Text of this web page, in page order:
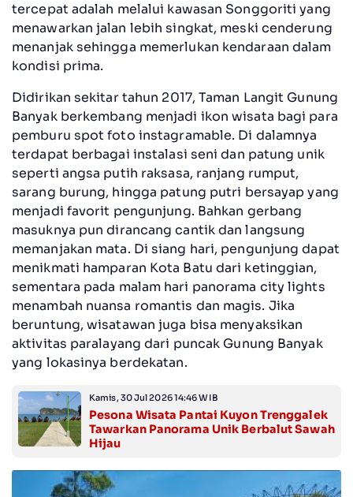
tercepat adalah melalui kawasan Songgoriti yang
menawarkan jalan lebih singkat, meski cenderung
menanjak sehingga memerlukan kendaraan dalam
kondisi prima.
Didirikan sekitar tahun 2017, Taman Langit Gunung
Banyak berkembang menjadi ikon wisata bagi para
pemburu spot foto instagramable. Di dalamnya
terdapat berbagai instalasi seni dan patung unik
seperti angsa putih raksasa, ranjang rumput,
sarang burung, hingga patung putri bersayap yang
menjadi favorit pengunjung. Bahkan gerbang
masuknya pun dirancang cantik dan langsung
memanjakan mata. Di siang hari, pengunjung dapat
menikmati hamparan Kota Batu dari ketinggian,
sementara pada malam hari panorama city lights
menambah nuansa romantis dan magis. Jika
beruntung, wisatawan juga bisa menyaksikan
aktivitas paralayang dari puncak Gunung Banyak
yang lokasinya berdekatan.
Kamis, 30 Jul 2026 14:46 WIB
Pesona Wisata Pantai Kuyon Trenggalek
Tawarkan Panorama Unik Berbalut Sawah
Hijau